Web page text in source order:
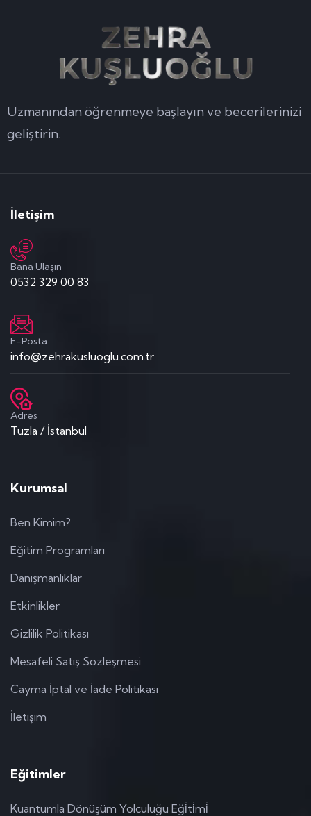
Uzmanından öğrenmeye başlayın ve becerilerinizi
geliştirin.
İletişim
Bana Ulaşın
0532 329 00 83
E-Posta
info@zehrakusluoglu.com.tr
Adres
Tuzla / İstanbul
Kurumsal
Ben Kimim?
Eğitim Programları
Danışmanlıklar
Etkinlikler
Gizlilik Politikası
Mesafeli Satış Sözleşmesi
Cayma İptal ve İade Politikası
İletişim
Eğitimler
Kuantumla Dönüşüm Yolculuğu Eği̇ti̇mi̇